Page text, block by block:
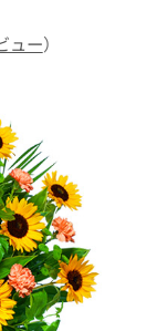
ュー）